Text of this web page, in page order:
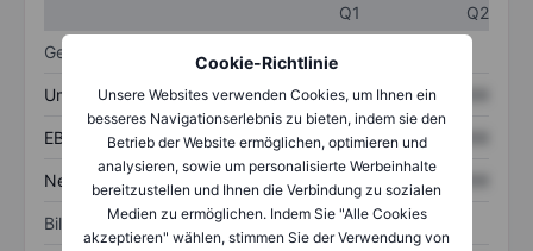
Cookie-Richtlinie
Unsere Websites verwenden Cookies, um Ihnen ein
besseres Navigationserlebnis zu bieten, indem sie den
Betrieb der Website ermöglichen, optimieren und
analysieren, sowie um personalisierte Werbeinhalte
bereitzustellen und Ihnen die Verbindung zu sozialen
Medien zu ermöglichen. Indem Sie "Alle Cookies
akzeptieren" wählen, stimmen Sie der Verwendung von
Q1
Q2
Gewinn- und Verlustrechnung
Umsatz XXXXXXX XXXXXXX
EBITDA XXXXXXX XXXXXXX
Nettoeinkommen XXXXXXX XXXXXXX
Bilanz